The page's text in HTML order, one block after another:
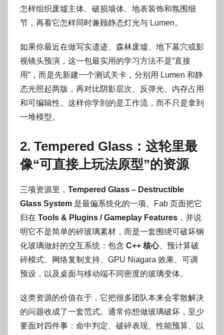
怎样组织废墟主体、破损墙体、地表装饰和氛围细
节，再看它怎样同时兼顾静态灯光与 Lumen。
如果你最近在做写实遗迹、森林废墟、地下墓穴或影
视镜头预演，这一包最实用的学习方法不是“直接
用”，而是先新建一个测试关卡，分别用 Lumen 和静
态光照起两版，再对比阴影层次、反弹光、内存占用
和可编辑性。这样你学到的是工作流，而不只是拿到
一堆模型。
2. Tempered Glass：这轮里最
像“可直接上玩法原型”的资源
三项资源里， Tempered Glass – Destructible
Glass System 是最偏系统化的一项。Fab 页面把它
归在 Tools & Plugins / Gameplay Features ，并说
明它不是简单的碎玻璃素材，而是一套围绕可破坏钢
化玻璃做好的交互系统：包含 C++ 核心、预计算破
碎模式、网络复制支持、GPU Niagara 效果、可调
预设，以及桌面与移动端不同密度的玻璃变体。
这类资源的价值在于，它把很多团队本来会零散解决
的问题收成了一套范式。通常你想做玻璃破坏，至少
要面对四件事：命中判定、破碎表现、性能预算、以